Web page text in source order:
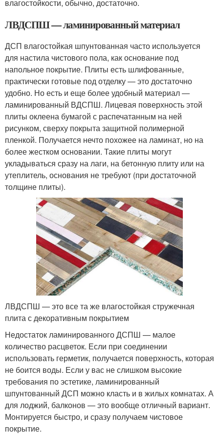
влагостойкости, обычно, достаточно.
ЛВДСПШ — ламинированный материал
ДСП влагостойкая шпунтованная часто используется
для настила чистового пола, как основание под
напольное покрытие. Плиты есть шлифованные,
практически готовые под отделку — это достаточно
удобно. Но есть и еще более удобный материал —
ламинированный ВДСПШ. Лицевая поверхность этой
плиты оклеена бумагой с распечатанным на ней
рисунком, сверху покрыта защитной полимерной
пленкой. Получается нечто похожее на ламинат, но на
более жестком основании. Такие плиты могут
укладываться сразу на лаги, на бетонную плиту или на
утеплитель, основания не требуют (при достаточной
толщине плиты).
ЛВДСПШ — это все та же влагостойкая стружечная
плита с декоративным покрытием
Недостаток ламинированного ДСПШ — малое
количество расцветок. Если при соединении
использовать герметик, получается поверхность, которая
не боится воды. Если у вас не слишком высокие
требования по эстетике, ламинированный
шпунтованный ДСП можно класть и в жилых комнатах. А
для лоджий, балконов — это вообще отличный вариант.
Монтируется быстро, и сразу получаем чистовое
покрытие.